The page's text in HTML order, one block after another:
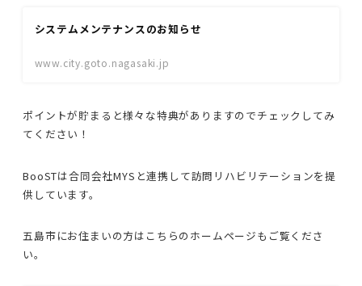
システムメンテナンスのお知らせ
www.city.goto.nagasaki.jp
ポイントが貯まると様々な特典がありますのでチェックしてみ
てください！
BooSTは合同会社MYSと連携して訪問リハビリテーションを提
供しています。
五島市にお住まいの方はこちらのホームページもご覧くださ
い。